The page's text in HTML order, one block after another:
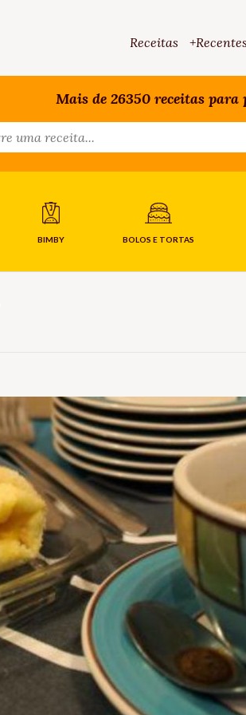
Receitas +Recentes
Mais de 26350 receitas
BIMBY BOLOS E TORTAS